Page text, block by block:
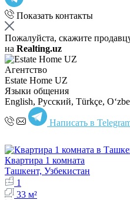
Показать контакты
Пожалуйста, скажите
на Realting.uz
Агентство
Estate Home UZ
Языки общения
English, Русский, Türkçe,
Написать в
Квартира 1 комната
Ташкент, Узбекистан
1
33 м²